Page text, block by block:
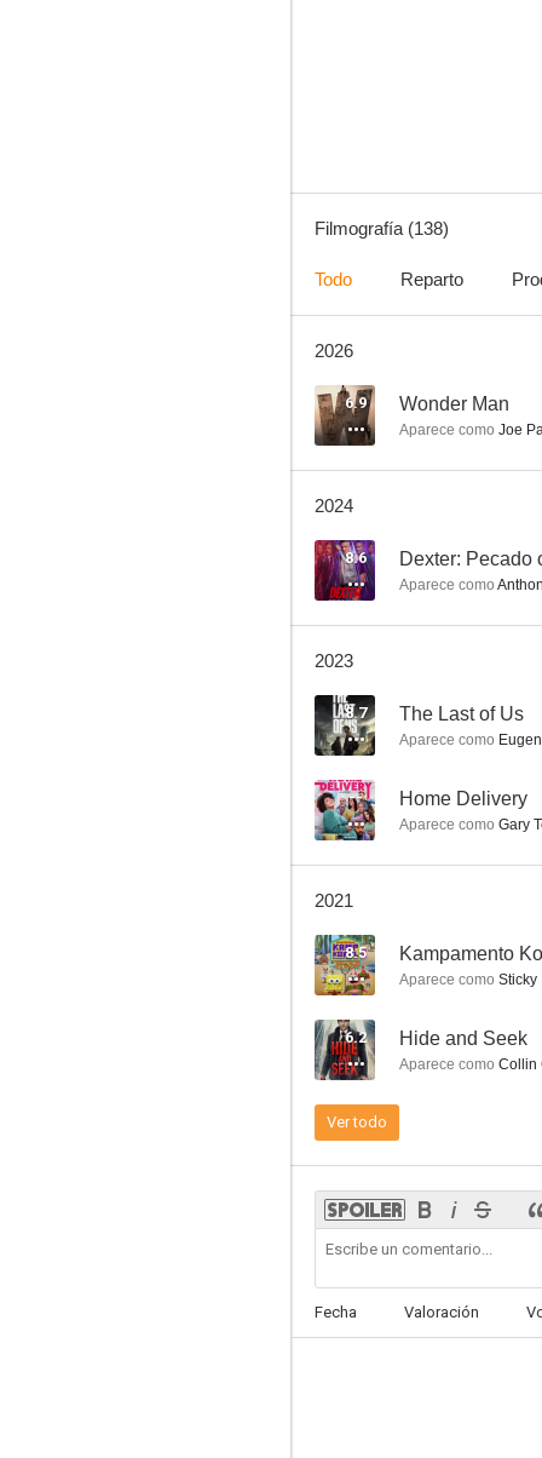
8.3
7.3
Dos policías rebeldes II
7.1
Filmografía (138)
Todo Reparto
2026
6.9 Wonder Man
Aparece como Joe
2024
8.6 Dexter: Pecado
Aparece como
2023
8.7 The Last of Us
Aparece como
-- Home Delivery
Aparece como Gary
2021
8.5
Aparece como Sticky
6.2 Hide and Seek
Aparece como Collin
Ver todo
Fecha Valoración